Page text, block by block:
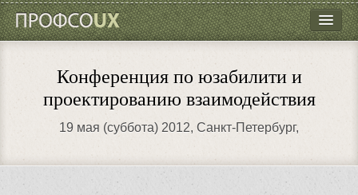
ПрофсоUX
Докладчики
Кто пойдёт?
Как добраться?
Конференция по юзабилити и
проектированию взаимодействия
19 мая (суббота) 2012, Санкт-Петербург,